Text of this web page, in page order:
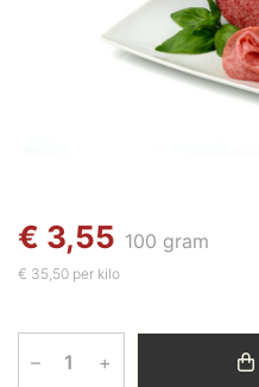
€ 3,55 100 gram
€ 35,50 per kilo
– +